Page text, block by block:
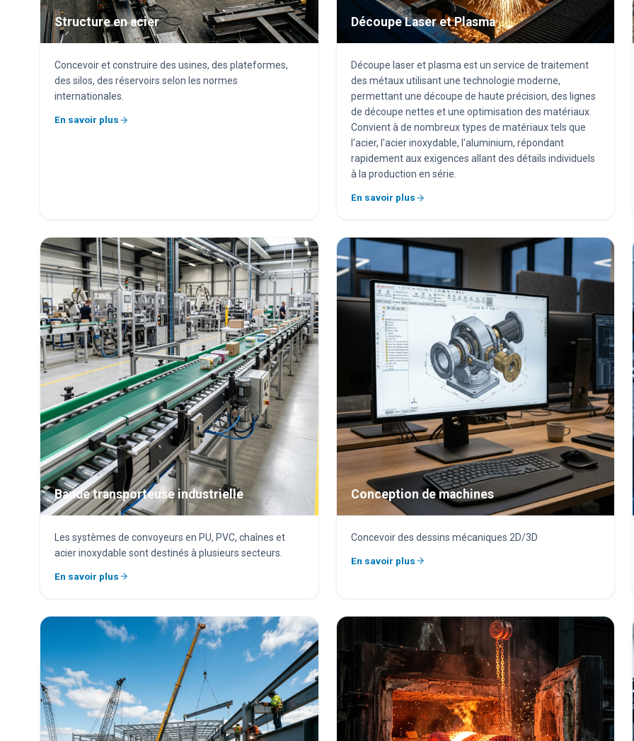
Structure en acier
Concevoir et construire des usines, des plateformes,
des silos, des réservoirs selon les normes
internationales.
En savoir plus
Découpe Laser et Plasma
Découpe laser et plasma est un service de traitement
des métaux utilisant une technologie moderne,
permettant une découpe de haute précision, des lignes
de découpe nettes et une optimisation des matériaux.
Convient à de nombreux types de matériaux tels que
l'acier, l'acier inoxydable, l'aluminium, répondant
rapidement aux exigences allant des détails individuels
à la production en série.
En savoir plus
Bande transporteuse industrielle
Les systèmes de convoyeurs en PU, PVC, chaînes et
acier inoxydable sont destinés à plusieurs secteurs.
En savoir plus
Conception de machines
Concevoir des dessins mécaniques 2D/3D
En savoir plus